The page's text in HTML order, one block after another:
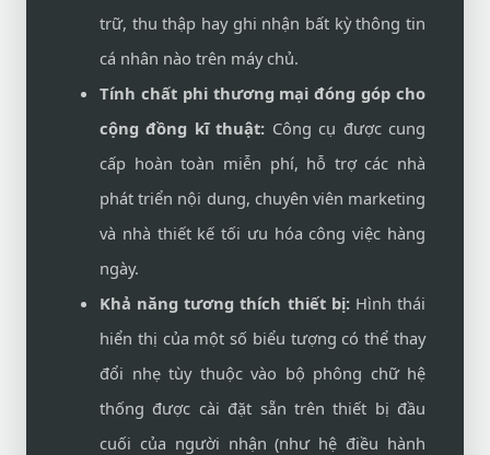
trữ, thu thập hay ghi nhận bất kỳ thông tin
cá nhân nào trên máy chủ.
Tính chất phi thương mại đóng góp cho
cộng đồng kĩ thuật: Công cụ được cung
cấp hoàn toàn miễn phí, hỗ trợ các nhà
phát triển nội dung, chuyên viên marketing
và nhà thiết kế tối ưu hóa công việc hàng
ngày.
Khả năng tương thích thiết bị:Hình thái
hiển thị của một số biểu tượng có thể thay
đổi nhẹ tùy thuộc vào bộ phông chữ hệ
thống được cài đặt sẵn trên thiết bị đầu
cuối của người nhận (như hệ điều hành